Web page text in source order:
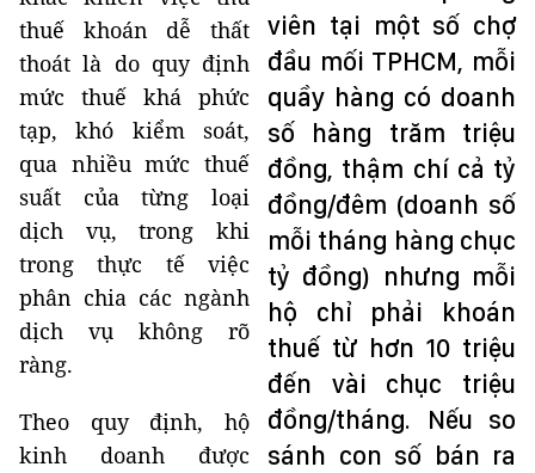
viên tại một số chợ
đầu mối TPHCM, mỗi
quầy hàng có doanh
số hàng trăm triệu
đồng, thậm chí cả tỷ
đồng/đêm (doanh số
mỗi tháng hàng chục
tỷ đồng) nhưng mỗi
hộ chỉ phải khoán
thuế từ hơn 10 triệu
đến vài chục triệu
đồng/tháng. Nếu so
sánh con số bán ra
thuế khoán dễ thất
thoát là do quy định
mức thuế khá phức
tạp, khó kiểm soát,
qua nhiều mức thuế
suất của từng loại
dịch vụ, trong khi
trong thực tế việc
phân chia các ngành
dịch vụ không rõ
ràng.
Theo quy định, hộ
kinh doanh được